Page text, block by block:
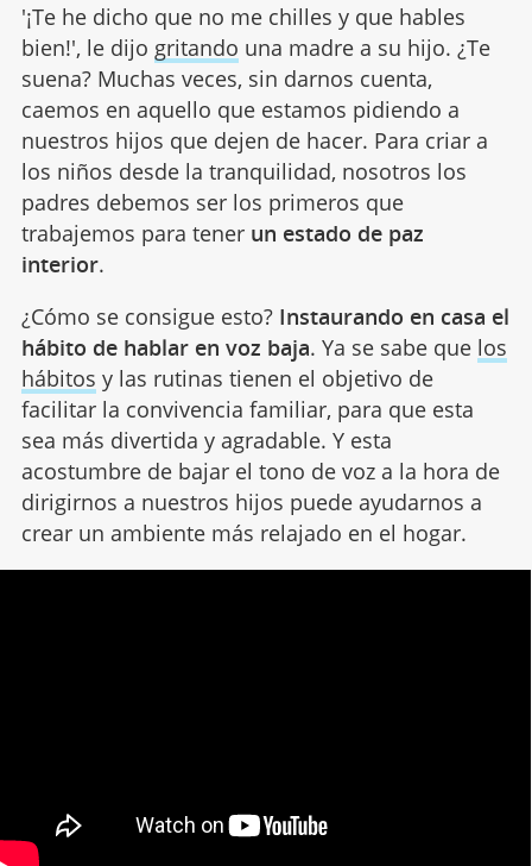
'¡Te he dicho que no me chilles y que hables
bien!', le dijo gritando una madre a su hijo. ¿Te
suena? Muchas veces, sin darnos cuenta,
caemos en aquello que estamos pidiendo a
nuestros hijos que dejen de hacer. Para criar a
los niños desde la tranquilidad, nosotros los
padres debemos ser los primeros que
trabajemos para tener un estado de paz
interior.
¿Cómo se consigue esto?Instaurando en casa el
hábito de hablar en voz baja. Ya se sabe que los
hábitos y las rutinas tienen el objetivo de
facilitar la convivencia familiar, para que esta
sea más divertida y agradable. Y esta
acostumbre de bajar el tono de voz a la hora de
dirigirnos a nuestros hijos puede ayudarnos a
crear un ambiente más relajado en el hogar.